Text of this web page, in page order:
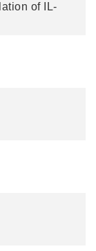
of IL-